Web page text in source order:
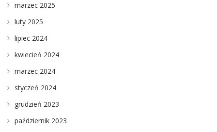
marzec 2025
luty 2025
lipiec 2024
kwiecień 2024
marzec 2024
styczeń 2024
grudzień 2023
październik 2023